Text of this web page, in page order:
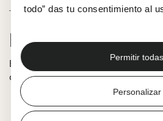
todo” das tu consentimiento al
Permitir todas
Personalizar
INFORMACIÓN
En la sala Ereaga, con invitación
de mayo.